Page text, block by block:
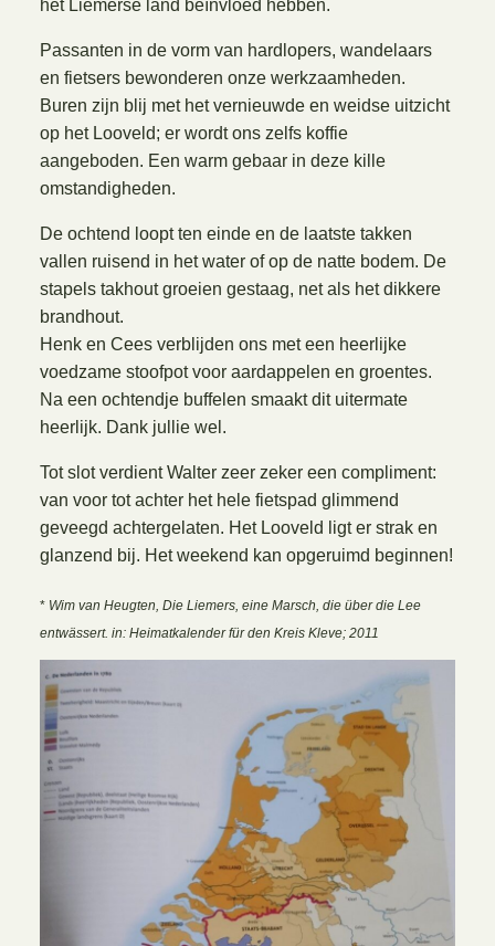
het Liemerse land beïnvloed hebben.
Passanten in de vorm van hardlopers, wandelaars
en fietsers bewonderen onze werkzaamheden.
Buren zijn blij met het vernieuwde en weidse uitzicht
op het Looveld; er wordt ons zelfs koffie
aangeboden. Een warm gebaar in deze kille
omstandigheden.
De ochtend loopt ten einde en de laatste takken
vallen ruisend in het water of op de natte bodem. De
stapels takhout groeien gestaag, net als het dikkere
brandhout.
Henk en Cees verblijden ons met een heerlijke
voedzame stoofpot voor aardappelen en groentes.
Na een ochtendje buffelen smaakt dit uitermate
heerlijk. Dank jullie wel.
Tot slot verdient Walter zeer zeker een compliment:
van voor tot achter het hele fietspad glimmend
geveegd achtergelaten. Het Looveld ligt er strak en
glanzend bij. Het weekend kan opgeruimd beginnen!
* Wim van Heugten, Die Liemers, eine Marsch, die über die Lee
entwässert. in: Heimatkalender für den Kreis Kleve; 2011